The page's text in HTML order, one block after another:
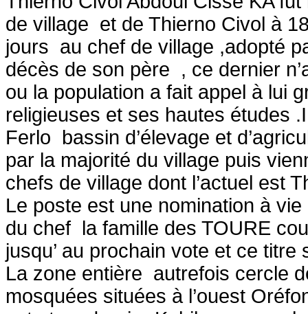
de village et de Thierno Civol à
jours au chef de village ,adopté
décès de son père , ce dernier
ou la population a fait appel à lui
religieuses et ses hautes études
Ferlo bassin d’élevage et
par la majorité du village puis
chefs de village dont l’actuel est
Le poste est une nomination à
du chef la famille des TOURE
jusqu’ au prochain vote et ce
La zone entière autrefois cercle
mosquées situées à l’ouest